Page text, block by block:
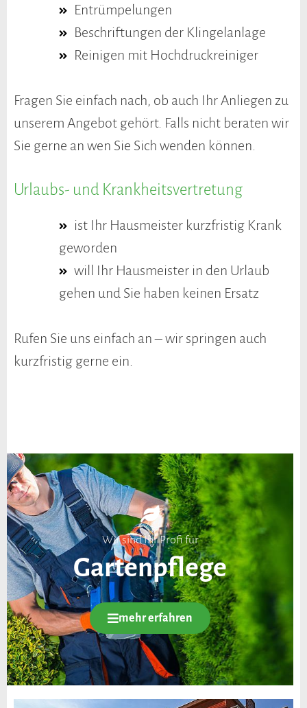
Entrümpelungen
Beschriftungen der Klingelanlage
Reinigen mit Hochdruckreiniger
Fragen Sie einfach nach, ob auch Ihr Anliegen zu
unserem Angebot gehört. Falls nicht beraten wir
Sie gerne an wen Sie Sich wenden können.
Urlaubs- und Krankheitsvertretung
ist Ihr Hausmeister kurzfristig Krank
geworden
will Ihr Hausmeister in den Urlaub
gehen und Sie haben keinen Ersatz
Rufen Sie uns einfach an – wir springen auch
kurzfristig gerne ein.
Wir sind Ihr Profi für
Gartenpflege
mehr erfahren